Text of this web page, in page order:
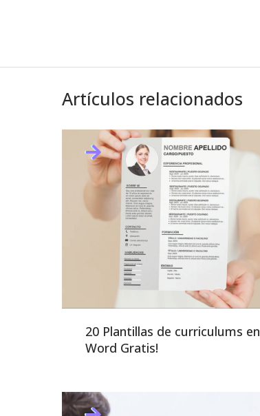
Artículos relacionados
20 Plantillas de curriculums en
Word Gratis!